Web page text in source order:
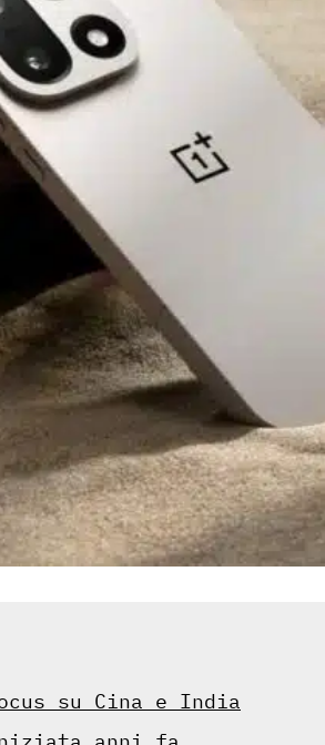
su Cina e India